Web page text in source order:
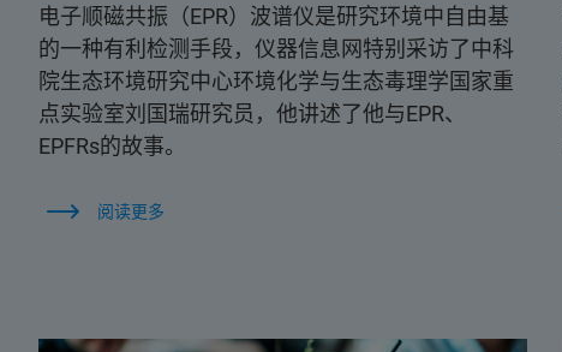
电子顺磁共振（EPR）波谱仪是研究环境中自由基
的一种有利检测手段，仪器信息网特别采访了中科
院生态环境研究中心环境化学与生态毒理学国家重
点实验室刘国瑞研究员，他讲述了他与EPR、
EPFRs的故事。
阅读更多